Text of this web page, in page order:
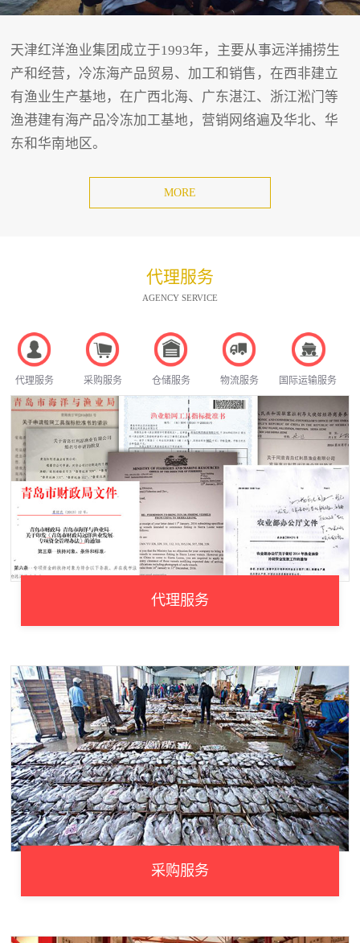
天津红洋渔业集团成立于1993年，主要从事远洋捕捞生
产和经营，冷冻海产品贸易、加工和销售，在西非建立
有渔业生产基地，在广西北海、广东湛江、浙江淞门等
渔港建有海产品冷冻加工基地，营销网络遍及华北、华
东和华南地区。
MORE
代理服务
AGENCY SERVICE
代理服务 采购服务 仓储服务 物流服务 国际运输服务
代理服务
采购服务